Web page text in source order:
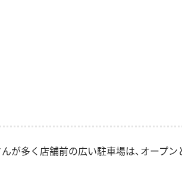
が多く店舗前の広い駐車場は、オープン